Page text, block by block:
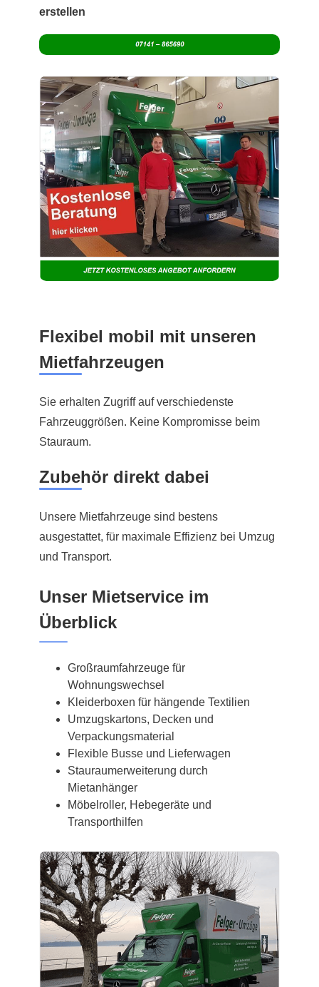
erstellen
Flexibel mobil mit unseren
Mietfahrzeugen
Sie erhalten Zugriff auf verschiedenste
Fahrzeuggrößen. Keine Kompromisse beim
Stauraum.
Zubehör direkt dabei
Unsere Mietfahrzeuge sind bestens
ausgestattet, für maximale Effizienz bei Umzug
und Transport.
Unser Mietservice im
Überblick
Großraumfahrzeuge für
Wohnungswechsel
Kleiderboxen für hängende Textilien
Umzugskartons, Decken und
Verpackungsmaterial
Flexible Busse und Lieferwagen
Stauraumerweiterung durch
Mietanhänger
Möbelroller, Hebegeräte und
Transporthilfen